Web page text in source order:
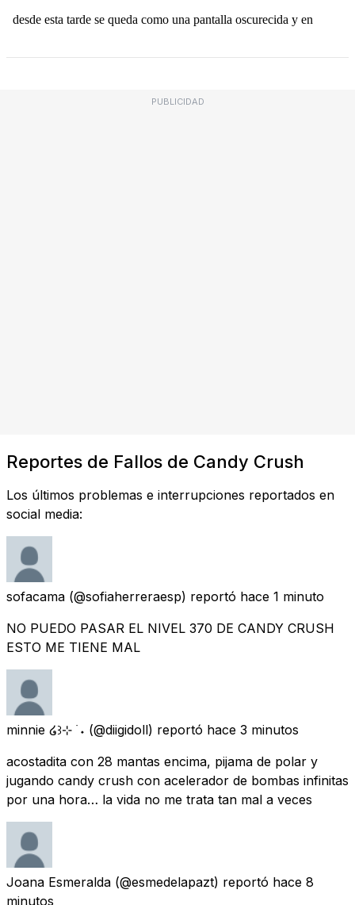
PUBLICIDAD
Reportes de Fallos de Candy Crush
Los últimos problemas e interrupciones reportados en
social media:
sofacama (@sofiaherreraesp) reportó hace 1 minuto
NO PUEDO PASAR EL NIVEL 370 DE CANDY CRUSH
ESTO ME TIENE MAL
minnie ໒꒱⊹ ࣪ ˖ (@diigidoll) reportó hace 3 minutos
acostadita con 28 mantas encima, pijama de polar y
jugando candy crush con acelerador de bombas infinitas
por una hora… la vida no me trata tan mal a veces
Joana Esmeralda (@esmedelapazt) reportó hace 8
minutos